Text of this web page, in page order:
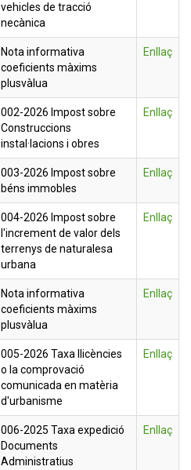
vehicles de tracció
necànica
Nota informativa
coeficients màxims
plusvàlua
Enllaç
002-2026 Impost sobre
Construccions
instal·lacions i obres
Enllaç
003-2026 Impost sobre
béns immobles
Enllaç
004-2026 Impost sobre
l'increment de valor dels
terrenys de naturalesa
urbana
Enllaç
Nota informativa
coeficients màxims
plusvàlua
Enllaç
005-2026 Taxa llicències
o la comprovació
comunicada en matèria
d'urbanisme
Enllaç
006-2025 Taxa expedició
Documents
Administratius
Enllaç